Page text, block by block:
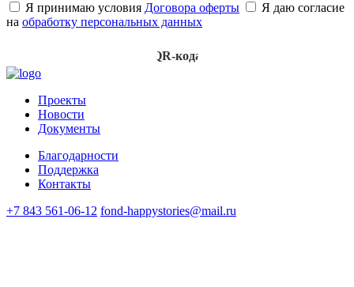
Я принимаю условия Договора оферты
Я даю согласие
на обработку персональных данных
Для
QR-кода
Проекты
Новости
Документы
Благодарности
Поддержка
Контакты
+7 843 561-06-12 fond-happystories@mail.ru